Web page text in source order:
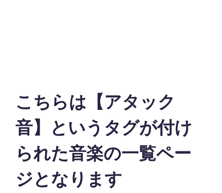
こちらは【アタック
音】というタグが付け
られた音楽の一覧ペー
ジとなります